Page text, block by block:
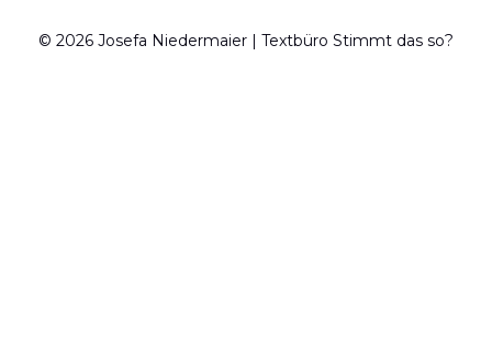
© 2026 Josefa Niedermaier | Textbüro Stimmt das so?